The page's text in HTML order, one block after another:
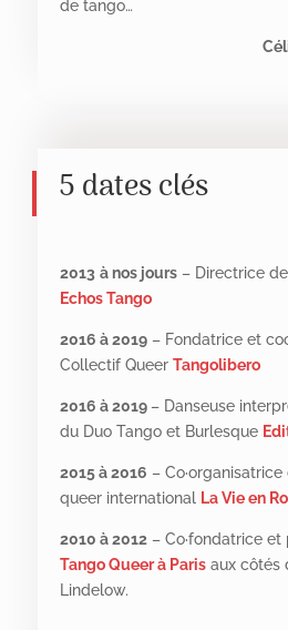
de tango…
5 dates clés
2013 à nos jours– Directrice
EchosTango
2016 à 2019– Fondatrice et
Collectif Queer Tangolibero
2016 à 2019 – Danseuse
du Duo Tango et Burlesque
2015 à 2016 – Co·
queer international La Vie en
2010 à 2012– Co·fondatrice et
Tango Queer à Parisaux côtés
Lindelow.